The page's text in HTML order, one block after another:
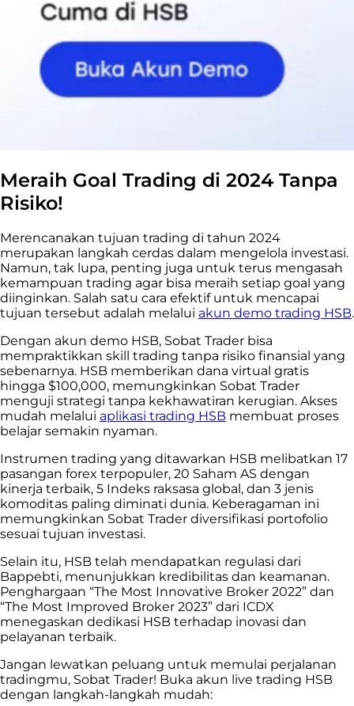
Meraih Goal Trading di 2024 Tanpa
Risiko!
Merencanakan tujuan trading di tahun 2024
merupakan langkah cerdas dalam mengelola investasi.
Namun, tak lupa, penting juga untuk terus mengasah
kemampuan trading agar bisa meraih setiap goal yang
diinginkan. Salah satu cara efektif untuk mencapai
tujuan tersebut adalah melalui akun demo trading HSB.
Dengan akun demo HSB, Sobat Trader bisa
mempraktikkan skill trading tanpa risiko finansial yang
sebenarnya. HSB memberikan dana virtual gratis
hingga $100,000, memungkinkan Sobat Trader
menguji strategi tanpa kekhawatiran kerugian. Akses
mudah melalui aplikasi trading HSB membuat proses
belajar semakin nyaman.
Instrumen trading yang ditawarkan HSB melibatkan 17
pasangan forex terpopuler, 20 Saham AS dengan
kinerja terbaik, 5 Indeks raksasa global, dan 3 jenis
komoditas paling diminati dunia. Keberagaman ini
memungkinkan Sobat Trader diversifikasi portofolio
sesuai tujuan investasi.
Selain itu, HSB telah mendapatkan regulasi dari
Bappebti, menunjukkan kredibilitas dan keamanan.
Penghargaan “The Most Innovative Broker 2022” dan
“The Most Improved Broker 2023” dari ICDX
menegaskan dedikasi HSB terhadap inovasi dan
pelayanan terbaik.
Jangan lewatkan peluang untuk memulai perjalanan
tradingmu, Sobat Trader! Buka akun live trading HSB
dengan langkah-langkah mudah: